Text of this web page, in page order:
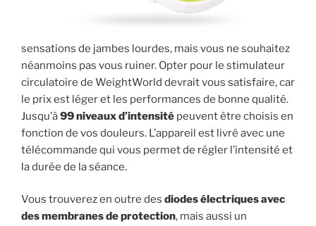
sensations de jambes lourdes, mais vous ne souhaitez
néanmoins pas vous ruiner. Opter pour le stimulateur
circulatoire de WeightWorld devrait vous satisfaire, car
le prix est léger et les performances de bonne qualité.
Jusqu’à99 niveaux d’intensité peuvent être choisis en
fonction de vos douleurs. L’appareil est livré avec une
télécommande qui vous permet de régler l’intensité et
la durée de la séance.
Vous trouverez en outre des diodes électriques avec
des membranes de protection, mais aussi un